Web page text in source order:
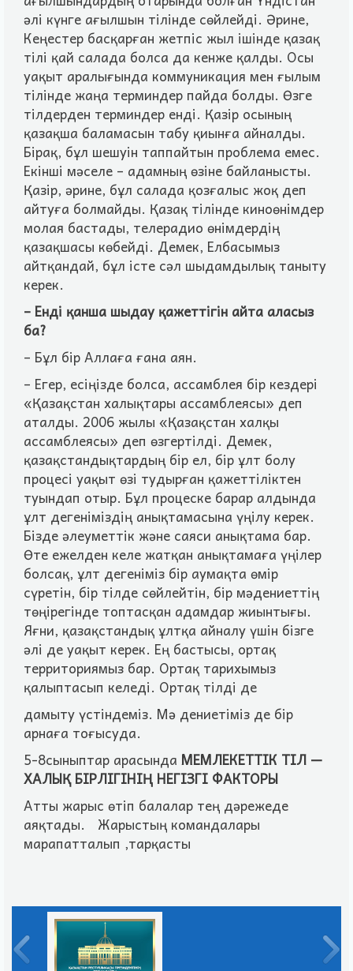
әлi күнге ағылшын тiлiнде сөйлейдi. Әрине,
Кеңестер басқарған жетпiс жыл iшiнде қазақ
тiлi қай салада болса да кенже қалды. Осы
уақыт аралығында коммуникация мен ғылым
тiлiнде жаңа терминдер пайда болды. Өзге
тiлдерден терминдер ендi. Қазiр осының
қазақша баламасын табу қиынға айналды.
Бiрақ, бұл шешуiн таппайтын проблема емес.
Екiншi мәселе – адамның өзiне байланысты.
Қазiр, әрине, бұл салада қозғалыс жоқ деп
айтуға болмайды. Қазақ тiлiнде киноөнiмдер
молая бастады, телерадио өнiмдердiң
қазақшасы көбейдi. Демек, Елбасымыз
айтқандай, бұл iсте сәл шыдамдылық таныту
керек.
– Ендi қанша шыдау қажеттiгiн айта аласыз
ба?
– Бұл бiр Аллаға ғана аян.
– Егер, есiңiзде болса, ассамблея бiр кездерi
«Қазақстан халықтары ассамблеясы» деп
аталды. 2006 жылы «Қазақстан халқы
ассамблеясы» деп өзгертiлдi. Демек,
қазақстандықтардың бiр ел, бiр ұлт болу
процесi уақыт өзi тудырған қажеттiлiктен
туындап отыр. Бұл процеске барар алдында
ұлт дегенiмiздiң анықтамасына үңiлу керек.
Бiзде әлеуметтiк және саяси анықтама бар.
Өте ежелден келе жатқан анықтамаға үңiлер
болсақ, ұлт дегенiмiз бiр аумақта өмiр
сүретiн, бiр тiлде сөйлейтiн, бiр мәдениеттiң
төңiрегiнде топтасқан адамдар жиынтығы.
Яғни, қазақстандық ұлтқа айналу үшiн бiзге
әлi де уақыт керек. Ең бастысы, ортақ
территориямыз бар. Ортақ тарихымыз
қалыптасып келедi. Ортақ тiлдi де
дамыту үстiндемiз. Мә дениетiмiз де бiр
арнаға тоғысуда.
5-8сыныптар арасында МЕМЛЕКЕТТIК ТIЛ —
ХАЛЫҚ БIРЛIГIНIҢ НЕГIЗГI ФАКТОРЫ
Атты жарыс өтіп балалар тең дәрежеде
аяқтады. Жарыстың командалары
марапатталып ,тарқасты